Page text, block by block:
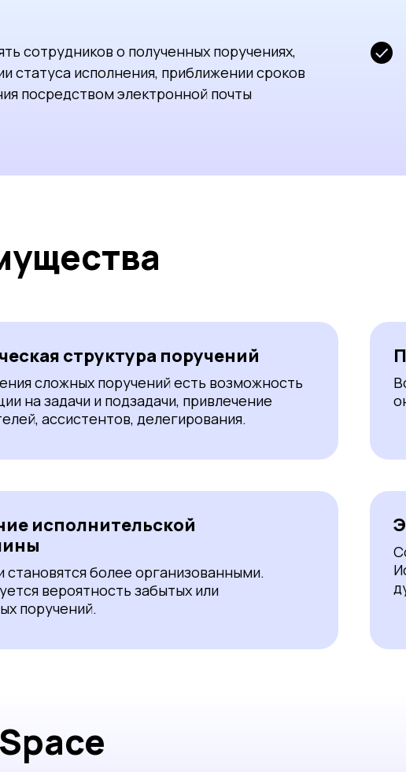
сотрудников о полученных поручениях,
статуса исполнения, приближении сроков
посредством электронной почты
структура поручений
сложных поручений есть возможность
на задачи и подзадачи, привлечение
ассистентов, делегирования.
исполнительской
становятся более организованными.
вероятность забытых или
поручений.